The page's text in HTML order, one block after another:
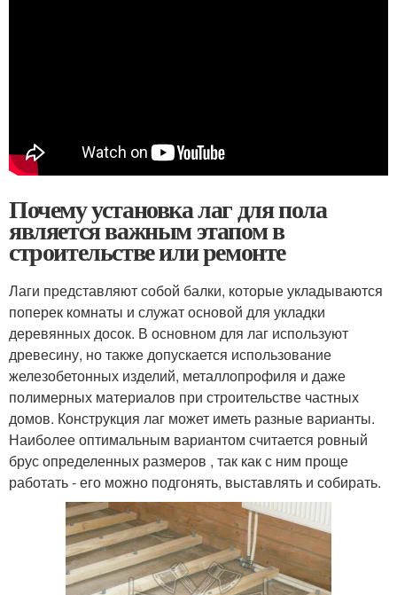
Почему установка лаг для пола
является важным этапом в
строительстве или ремонте
Лаги представляют собой балки, которые укладываются
поперек комнаты и служат основой для укладки
деревянных досок. В основном для лаг используют
древесину, но также допускается использование
железобетонных изделий, металлопрофиля и даже
полимерных материалов при строительстве частных
домов. Конструкция лаг может иметь разные варианты.
Наиболее оптимальным вариантом считается ровный
брус определенных размеров , так как с ним проще
работать - его можно подгонять, выставлять и собирать.